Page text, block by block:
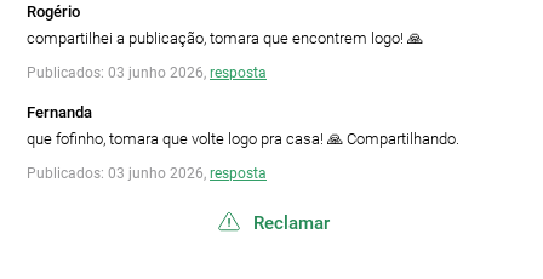
Rogério
compartilhei a publicação, tomara que encontrem logo! 🙏
Publicados: 03 junho 2026, resposta
Fernanda
que fofinho, tomara que volte logo pra casa! 🙏 Compartilhando.
Publicados: 03 junho 2026, resposta
Reclamar